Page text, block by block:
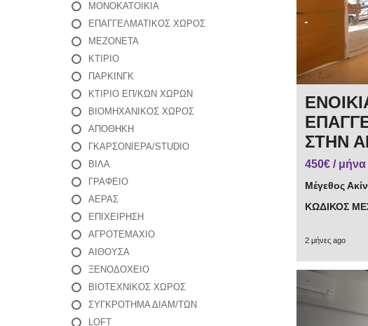
ΜΟΝΟΚΑΤΟΙΚΙΑ
ΕΠΑΓΓΕΛΜΑΤΙΚΟΣ ΧΩΡΟΣ
ΜΕΖΟΝΕΤΑ
ΚΤΙΡΙΟ
ΠΑΡΚΙΝΓΚ
ΚΤΙΡΙΟ ΕΠ/ΚΩΝ ΧΩΡΩΝ
ΒΙΟΜΗΧΑΝΙΚΟΣ ΧΩΡΟΣ
ΑΠΟΘΗΚΗ
ΓΚΑΡΣΟΝΙΕΡΑ/STUDIO
ΒΙΛΑ
ΓΡΑΦΕΙΟ
ΑΕΡΑΣ
ΕΠΙΧΕΙΡΗΣΗ
ΑΓΡΟΤΕΜΑΧΙΟ
ΑΙΘΟΥΣΑ
ΞΕΝΟΔΟΧΕΙΟ
ΒΙΟΤΕΧΝΙΚΟΣ ΧΩΡΟΣ
ΣΥΓΚΡΟΤΗΜΑ ΔΙΑΜ/ΤΩΝ
LOFT
ΣΤΗΝ
450€ / μήνα
Μέγεθος
ΚΩΔΙΚΟΣ
2 μήνες ago